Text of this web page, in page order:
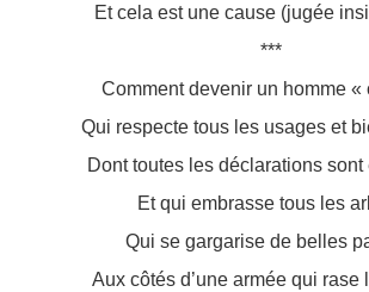
Et cela est une cause (jugée
***
Comment devenir un homme «
Qui respecte tous les usages et
Dont toutes les déclarations
Et qui embrasse tous les
Qui se gargarise de belles
Aux côtés d’une armée qui rase